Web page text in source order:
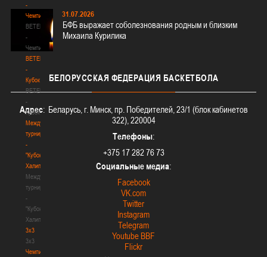
-
Чемпионат
BETERA
-
Чемпионат
BETERA
-
Кубок
BETERA
-
Кубок
Международный
турнир
-
"Кубок
Халипского"
Международный
турнир
-
"Кубок
Халипского"
3x3
3x3
Чемпионат
31.07.2026
БФБ выражает соболезнования родным и близким
Михаила Курилика
БЕЛОРУССКАЯ ФЕДЕРАЦИЯ БАСКЕТБОЛА
Адрес: Беларусь, г. Минск, пр. Победителей, 23/1 (блок кабинетов
322), 220004
Телефоны:
+375 17 282 76 73
Социальные медиа:
Facebook
VK.com
Twitter
Instagram
Telegram
Youtube BBF
Flickr